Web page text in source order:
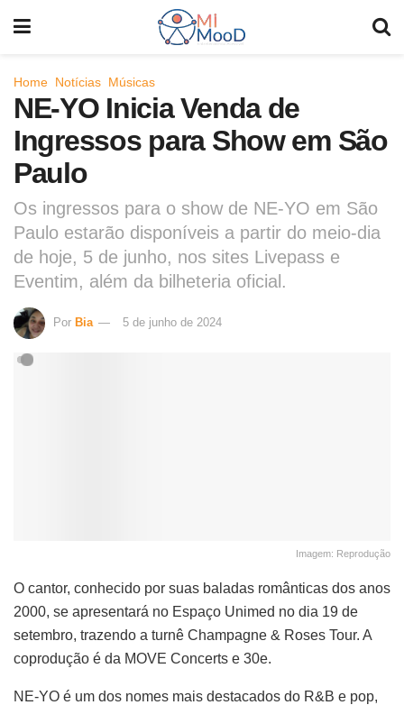
Home Notícias Músicas
NE-YO Inicia Venda de
Ingressos para Show em São
Paulo
Os ingressos para o show de NE-YO em São
Paulo estarão disponíveis a partir do meio-dia
de hoje, 5 de junho, nos sites Livepass e
Eventim, além da bilheteria oficial.
Por Bia 5 de junho de 2024
Imagem: Reprodução
O cantor, conhecido por suas baladas românticas dos anos
2000, se apresentará no Espaço Unimed no dia 19 de
setembro, trazendo a turnê Champagne & Roses Tour. A
coprodução é da MOVE Concerts e 30e.
NE-YO é um dos nomes mais destacados do R&B e pop,